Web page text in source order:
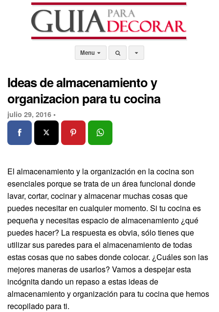
Menu
Ideas de almacenamiento y
organizacion para tu cocina
julio 29, 2016 •
El almacenamiento y la organización en la cocina son
esenciales porque se trata de un área funcional donde
lavar, cortar, cocinar y almacenar muchas cosas que
puedes necesitar en cualquier momento. Si tu cocina es
pequeña y necesitas espacio de almacenamiento ¿qué
puedes hacer? La respuesta es obvia, sólo tienes que
utilizar sus paredes para el almacenamiento de todas
estas cosas que no sabes donde colocar. ¿Cuáles son las
mejores maneras de usarlos? Vamos a despejar esta
incógnita dando un repaso a estas ideas de
almacenamiento y organización para tu cocina que hemos
recopilado para ti.